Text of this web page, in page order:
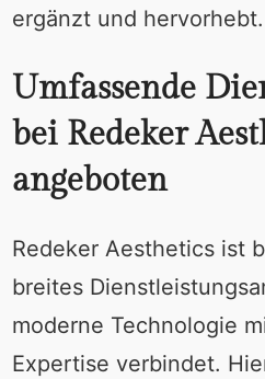
ergänzt und hervorhebt.
Umfassende
bei Redeker
angeboten
Redeker Aesthetics ist
breites
moderne Technologie
Expertise verbindet.